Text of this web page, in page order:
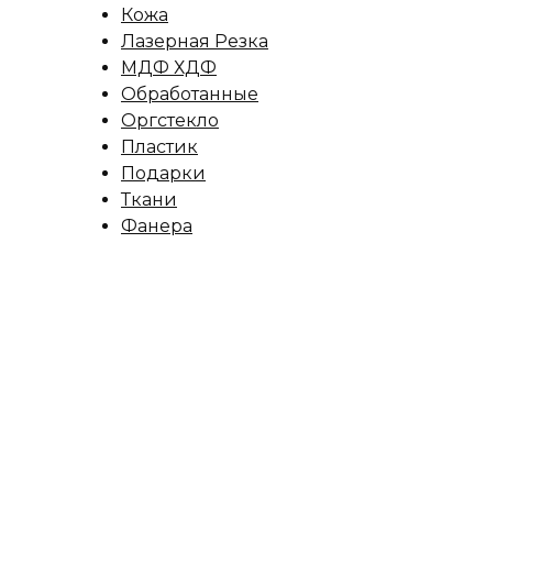
Кожа
Лазерная Резка
МДФ ХДФ
Обработанные
Оргстекло
Пластик
Подарки
Ткани
Фанера